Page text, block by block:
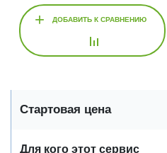
+ ДОБАВИТЬ К СРАВНЕНИЮ
Стартовая цена
Для кого этот сервис